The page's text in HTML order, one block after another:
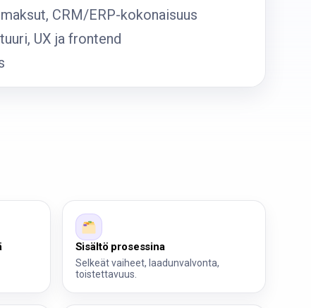
CRM/ERP-kokonaisuus
UX ja frontend
Sisältö prosessina
Selkeät vaiheet, laadunvalvonta,
toistettavuus.